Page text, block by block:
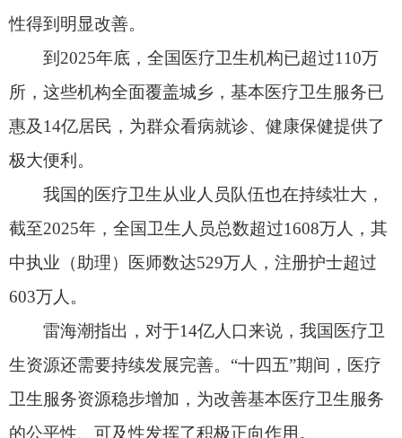
截至2025年，全国卫生人员总数超过1608万人，其
603万人。
雷海潮指出，对于14亿人口来说，我国医疗卫
生资源还需要持续发展完善。“十四五”期间，医疗
卫生服务资源稳步增加，为改善基本医疗卫生服务
的公平性、可及性发挥了积极正向作用。